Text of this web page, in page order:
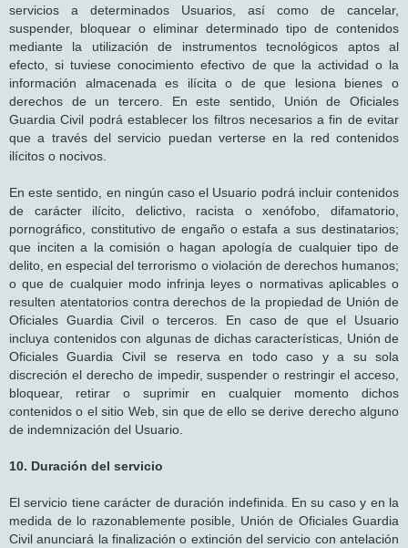
servicios a determinados Usuarios, así como de cancelar,
suspender, bloquear o eliminar determinado tipo de contenidos
mediante la utilización de instrumentos tecnológicos aptos al
efecto, si tuviese conocimiento efectivo de que la actividad o la
información almacenada es ilícita o de que lesiona bienes o
derechos de un tercero. En este sentido, Unión de Oficiales
Guardia Civil podrá establecer los filtros necesarios a fin de evitar
que a través del servicio puedan verterse en la red contenidos
ilícitos o nocivos.
En este sentido, en ningún caso el Usuario podrá incluir contenidos
de carácter ilícito, delictivo, racista o xenófobo, difamatorio,
pornográfico, constitutivo de engaño o estafa a sus destinatarios;
que inciten a la comisión o hagan apología de cualquier tipo de
delito, en especial del terrorismo o violación de derechos humanos;
o que de cualquier modo infrinja leyes o normativas aplicables o
resulten atentatorios contra derechos de la propiedad de Unión de
Oficiales Guardia Civil o terceros. En caso de que el Usuario
incluya contenidos con algunas de dichas características, Unión de
Oficiales Guardia Civil se reserva en todo caso y a su sola
discreción el derecho de impedir, suspender o restringir el acceso,
bloquear, retirar o suprimir en cualquier momento dichos
contenidos o el sitio Web, sin que de ello se derive derecho alguno
de indemnización del Usuario.
10. Duración del servicio
El servicio tiene carácter de duración indefinida. En su caso y en la
medida de lo razonablemente posible, Unión de Oficiales Guardia
Civil anunciará la finalización o extinción del servicio con antelación